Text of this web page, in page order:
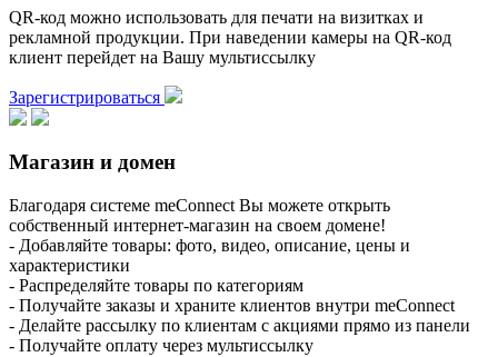
QR-код можно использовать для печати на визитках и
рекламной продукции. При наведении камеры на QR-код
клиент перейдет на Вашу мультиссылку
Зарегистрироваться
Магазин и домен
Благодаря системе meConnect Вы можете открыть
собственный интернет-магазин на своем домене!
- Добавляйте товары: фото, видео, описание, цены и
характеристики
- Распределяйте товары по категориям
- Получайте заказы и храните клиентов внутри meConnect
- Делайте рассылку по клиентам с акциями прямо из панели
- Получайте оплату через мультиссылку